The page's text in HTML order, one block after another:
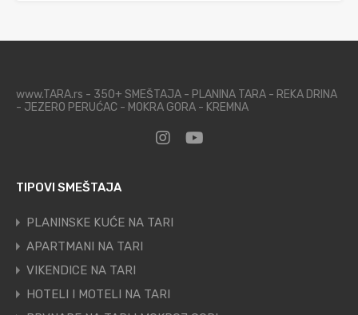
www.TARA.rs - 350+ SMEŠTAJA - PLANINA TARA - REKA DRINA
- JEZERO PERUĆAC - MOKRA GORA - KREMNA
TIPOVI SMEŠTAJA
PLANINSKE KUĆE NA TARI
APARTMANI NA TARI
VIKENDICE NA TARI
HOTELI I MOTELI NA TARI